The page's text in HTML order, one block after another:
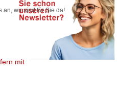
an, wir sind für Sie da!
mit